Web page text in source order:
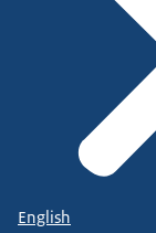
English